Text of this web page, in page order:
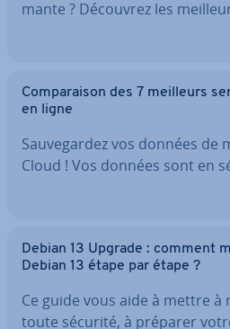
mante ? Découvrez les
Com­pa­rai­son des 7 meilleurs
en ligne
Sau­ve­gar­dez vos données de
Cloud ! Vos données sont en
Debian 13 Upgrade : comment
Debian 13 étape par étape ?
Ce guide vous aide à mettre à
toute sécurité, à préparer